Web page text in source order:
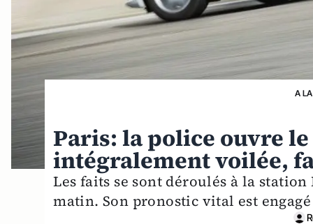
A
Paris: la police ouvre
intégralement voilée,
Les faits se sont déroulés à la
matin. Son pronostic vital est